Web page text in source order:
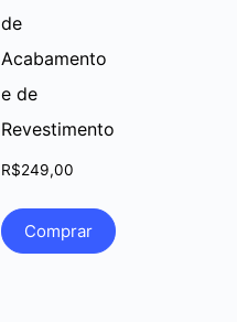
de
Acabamento
e de
Revestimento
R$249,00
Comprar